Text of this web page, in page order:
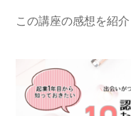
この講座の感想を紹